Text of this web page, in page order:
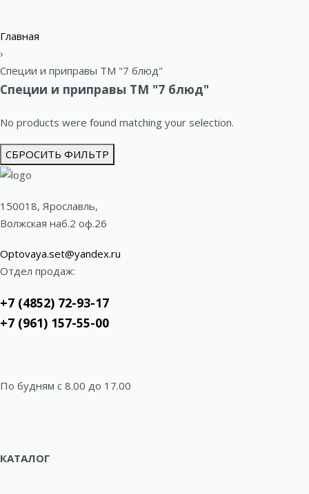
Главная
›
Специи и приправы ТМ "7 блюд"
Специи и приправы ТМ "7 блюд"
No products were found matching your selection.
СБРОСИТЬ ФИЛЬТР
150018, Ярославль,
Волжская наб.2 оф.26
Optovaya.set@yandex.ru
Отдел продаж:
+7 (4852) 72-93-17
+7 (961) 157-55-00
По будням c 8.00 до 17.00
КАТАЛОГ